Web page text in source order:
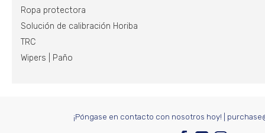
Ropa protectora
Solución de calibración Horiba
TRC
Wipers | Paño
¡Póngase en contacto con nosotros hoy!